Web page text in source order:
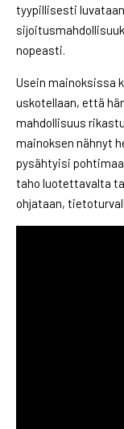
tyypillisesti
nopeasti.
Usein mainoksissa
uskotellaan, että
mahdollisuus
mainoksen nähnyt
pysähtyisi
taho luotettavalta
ohjataan,